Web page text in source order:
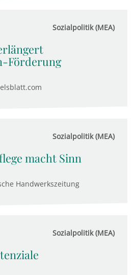
Sozialpolitik (MEA)
Förderung
Sozialpolitik (MEA)
macht Sinn
Handwerkszeitung
Sozialpolitik (MEA)